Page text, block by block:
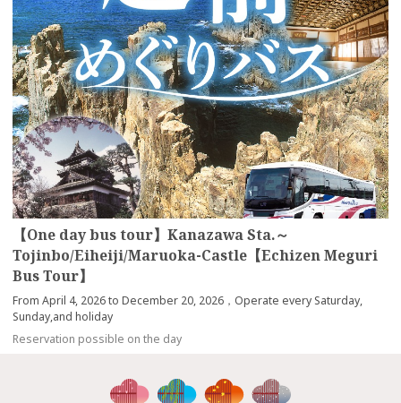
【One day bus tour】Kanazawa Sta.～
Tojinbo/Eiheiji/Maruoka-Castle【Echizen Meguri
Bus Tour】
From April 4, 2026 to December 20, 2026，Operate every Saturday,
Sunday,and holiday
Reservation possible on the day